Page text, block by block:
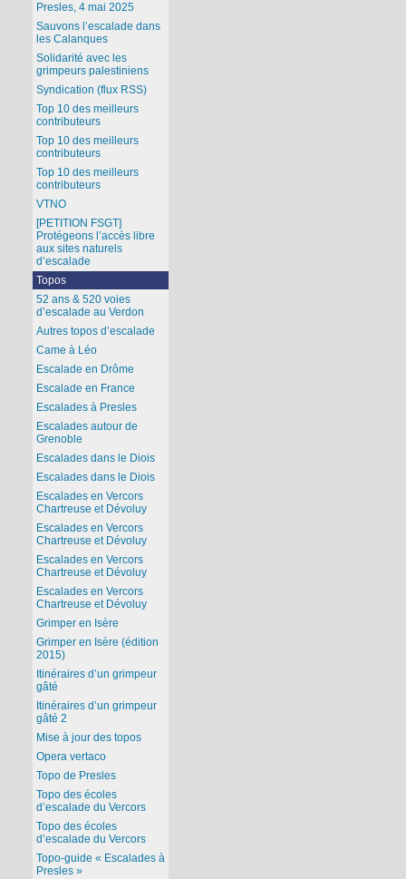
Presles, 4 mai 2025
Sauvons l’escalade dans
les Calanques
Solidarité avec les
grimpeurs palestiniens
Syndication (flux RSS)
Top 10 des meilleurs
contributeurs
Top 10 des meilleurs
contributeurs
Top 10 des meilleurs
contributeurs
VTNO
[PETITION FSGT]
Protégeons l’accès libre
aux sites naturels
d’escalade
Topos
52 ans & 520 voies
d’escalade au Verdon
Autres topos d’escalade
Came à Léo
Escalade en Drôme
Escalade en France
Escalades à Presles
Escalades autour de
Grenoble
Escalades dans le Diois
Escalades dans le Diois
Escalades en Vercors
Chartreuse et Dévoluy
Escalades en Vercors
Chartreuse et Dévoluy
Escalades en Vercors
Chartreuse et Dévoluy
Escalades en Vercors
Chartreuse et Dévoluy
Grimper en Isère
Grimper en Isère (édition
2015)
Itinéraires d’un grimpeur
gâté
Itinéraires d’un grimpeur
gâté 2
Mise à jour des topos
Opera vertaco
Topo de Presles
Topo des écoles
d’escalade du Vercors
Topo des écoles
d’escalade du Vercors
Topo-guide « Escalades à
Presles »